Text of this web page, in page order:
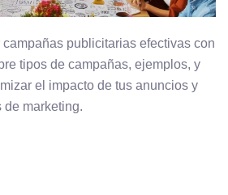
publicitarias efectivas con
tipos de campañas, ejemplos, y
el impacto de tus anuncios y
de marketing.